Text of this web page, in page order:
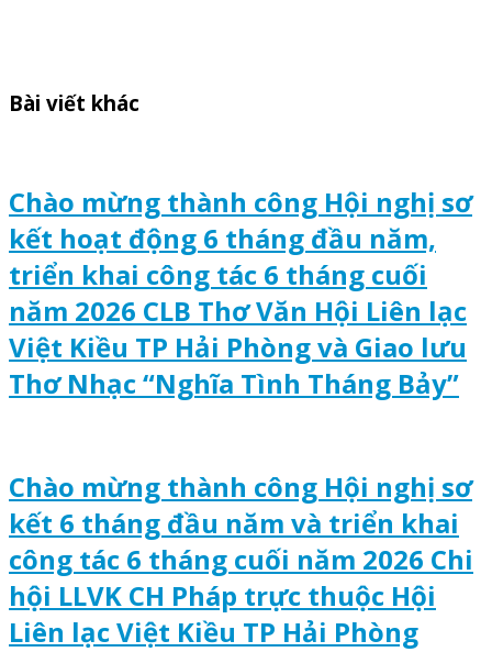
Bài viết khác
Chào mừng thành công Hội nghị sơ
kết hoạt động 6 tháng đầu năm,
triển khai công tác 6 tháng cuối
năm 2026 CLB Thơ Văn Hội Liên lạc
Việt Kiều TP Hải Phòng và Giao lưu
Thơ Nhạc “Nghĩa Tình Tháng Bảy”
Chào mừng thành công Hội nghị sơ
kết 6 tháng đầu năm và triển khai
công tác 6 tháng cuối năm 2026 Chi
hội LLVK CH Pháp trực thuộc Hội
Liên lạc Việt Kiều TP Hải Phòng